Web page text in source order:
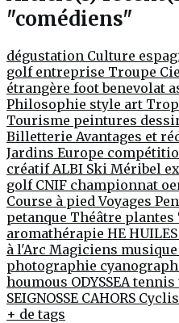
"comédiens"
dégustation Culture
golf entreprise Troupe
étrangère footbenevolat
Philosophie style art
Tourisme peintures
Billetterie Avantages et
Jardins Europe
créatif ALBI Ski Méribel
golf CNIF championnat
Course à piedVoyages
petanque Théâtre plantes
aromathérapie HE
à l'Arc Magiciens musique
photographie
houmous ODYSSEAtennis
SEIGNOSSE CAHORS
+ de tags